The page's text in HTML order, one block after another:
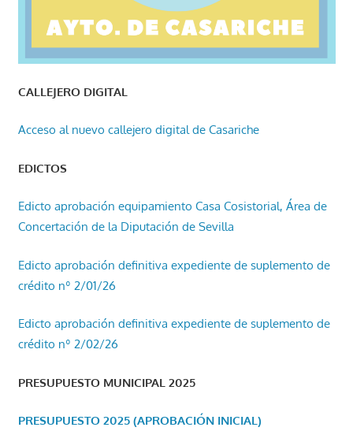
CALLEJERO DIGITAL
Acceso al nuevo callejero digital de Casariche
EDICTOS
Edicto aprobación equipamiento Casa Cosistorial, Área de
Concertación de la Diputación de Sevilla
Edicto aprobación definitiva expediente de suplemento de
crédito nº 2/01/26
Edicto aprobación definitiva expediente de suplemento de
crédito nº 2/02/26
PRESUPUESTO MUNICIPAL 2025
PRESUPUESTO 2025 (APROBACIÓN INICIAL)